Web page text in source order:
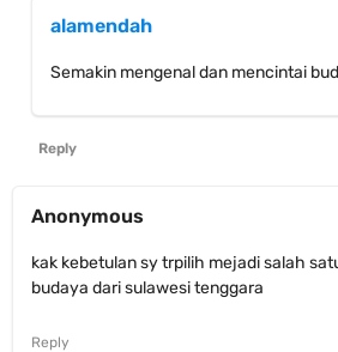
alamendah
Semakin mengenal dan mencintai
Reply
Anonymous
kak kebetulan sy trpilih mejadi salah
budaya dari sulawesi tenggara
Reply